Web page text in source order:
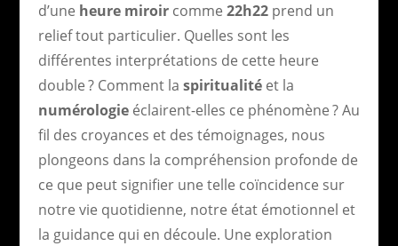
d’une heure miroircomme 22h22prend un
relief tout particulier. Quelles sont les
différentes interprétations de cette heure
double ? Comment la spiritualitéet la
numérologieéclairent-elles ce phénomène ? Au
fil des croyances et des témoignages, nous
plongeons dans la compréhension profonde de
ce que peut signifier une telle coïncidence sur
notre vie quotidienne, notre état émotionnel et
la guidance qui en découle. Une exploration